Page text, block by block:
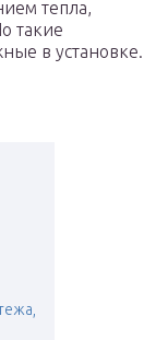
тепла,
такие
в установке.